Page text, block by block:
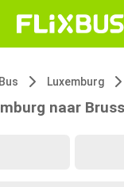
Bus Luxemburg
naar